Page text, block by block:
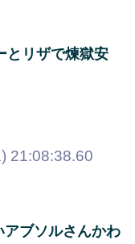
とリザで煉獄安
21:08:38.60
ブソルさんかわ